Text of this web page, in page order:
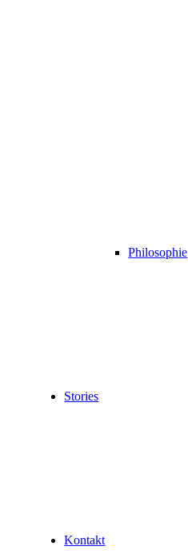
Philosophie
Stories
Kontakt